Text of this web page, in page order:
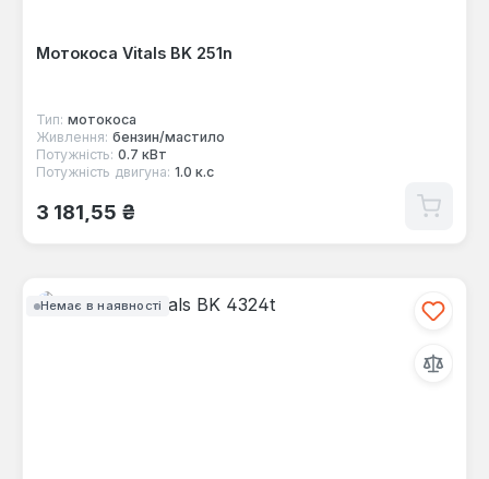
Мотокоса Vitals BK 251n
Тип: мотокоса
Живлення: бензин/мастило
Потужність: 0.7 кВт
Потужність двигуна: 1.0 к.с
Звичайна ціна:
3 181,55 ₴
Немає в наявності